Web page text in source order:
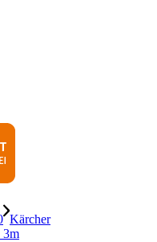
Kärcher
3m